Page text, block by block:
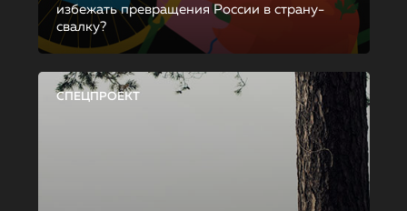
избежать превращения России в страну-
свалку?
СПЕЦПРОЕКТ